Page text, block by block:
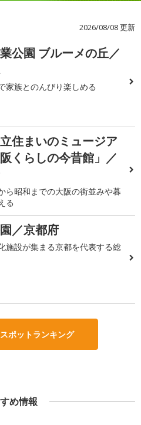
2026/08/08 更新
公園 ブルーメの丘／
家族とのんびり楽しめる
住まいのミュージア
くらしの今昔館」／
ら昭和までの大阪の街並みや暮
る
／京都府
施設が集まる京都を代表する総
ポットランキング
め情報